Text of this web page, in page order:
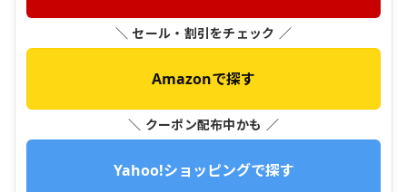
＼ セール・割引をチェック ／
Amazonで探す
＼ クーポン配布中かも ／
Yahoo!ショッピングで探す